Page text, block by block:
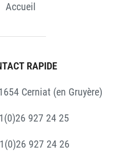
Accueil
RAPIDE
Cerniat (en Gruyère)
927 24 25
927 24 26